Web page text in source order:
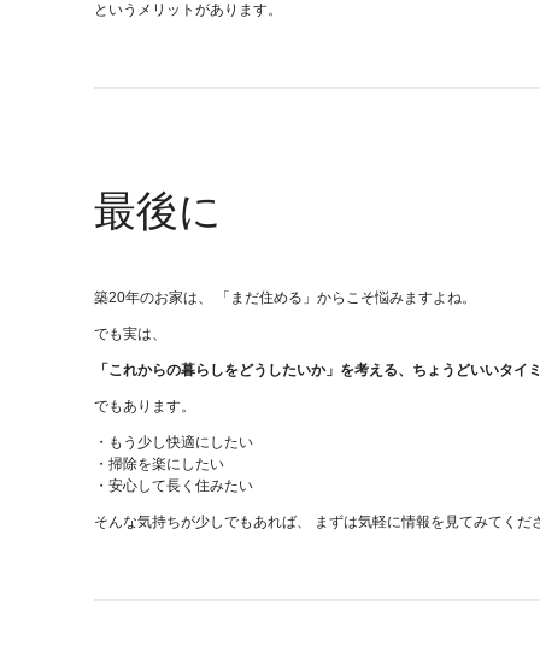
というメリットがあります。
最後に
築20年のお家は、 「まだ住める」からこそ悩みますよね。
でも実は、
「これからの暮らしをどうしたいか」を考える、ちょうどいいタイ
でもあります。
・もう少し快適にしたい
・掃除を楽にしたい
・安心して長く住みたい
そんな気持ちが少しでもあれば、 まずは気軽に情報を見てみてくだ